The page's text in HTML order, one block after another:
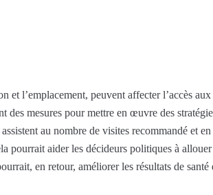
et l’emplacement, peuvent affecter l’accès
mesures pour mettre en œuvre des
au nombre de visites recommandé et
pourrait aider les décideurs politiques à
en retour, améliorer les résultats de santé